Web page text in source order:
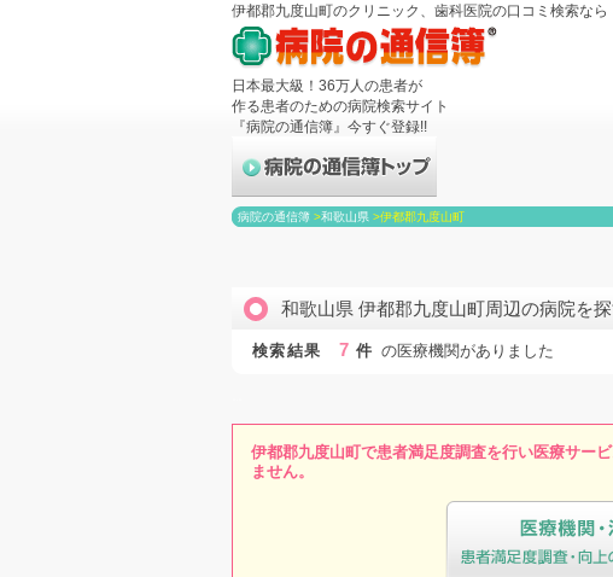
伊都郡九度山町のクリニック、歯科医院の口コミ検索なら
日本最大級！36万人の患者が
作る患者のための病院検索サイト
『病院の通信簿』今すぐ登録!!
病院の通信簿 >和歌山県 >伊都郡九度山町
和歌山県 伊都郡九度山町周辺の病院を
検索結果 7 件 の医療機関がありました
伊都郡九度山町で患者満足度調査を行い医療サー
ません。